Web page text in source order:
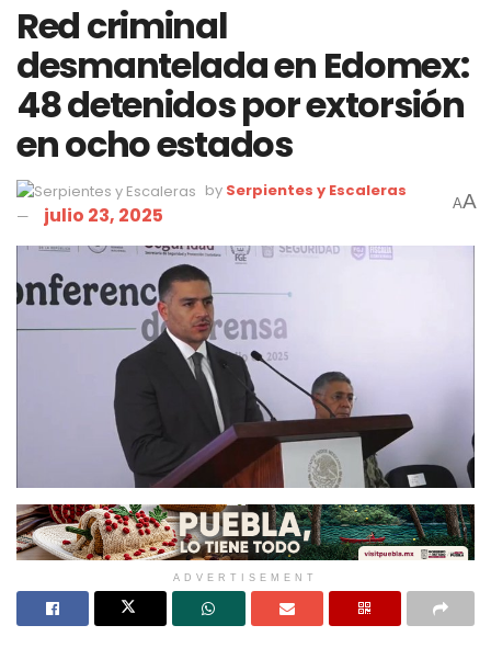
Red criminal
desmantelada en Edomex:
48 detenidos por extorsión
en ocho estados
by Serpientes y Escaleras
julio 23, 2025 AA
ADVERTISEMENT